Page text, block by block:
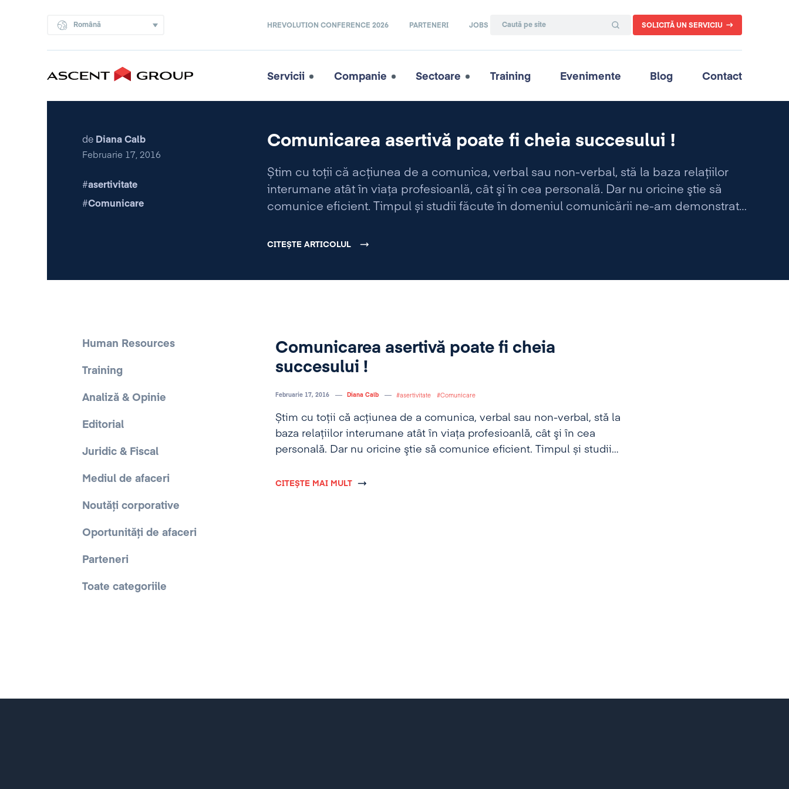
Română HREVOLUTION CONFERENCE 2026 PARTENERI JOBS SOLICITĂ UN SERVICIU
Servicii Companie Sectoare Training Evenimente Blog Contact
de Diana Calb
Februarie 17, 2016
asertivitate
Comunicare
Comunicarea asertivă poate fi cheia succesului !
Știm cu toții că acţiunea de a comunica, verbal sau non-verbal, stă la baza relaţiilor
interumane atât în viaţa profesioanlă, cât şi în cea personală. Dar nu oricine ştie să
comunice eficient. Timpul și studii făcute în domeniul comunicării ne-am demonstrat
poate facilita, iar uneori asigura atingerea succesului în plan profesional.
CITEȘTE ARTICOLUL
Human Resources
Training
Analiză & Opinie
Editorial
Juridic & Fiscal
Mediul de afaceri
Noutăți corporative
Oportunități de afaceri
Parteneri
Toate categoriile
Comunicarea asertivă poate fi cheia
succesului !
Februarie 17, 2016 Diana Calb asertivitate Comunicare
Știm cu toții că acţiunea de a comunica, verbal sau non-verbal, stă la
baza relaţiilor interumane atât în viaţa profesioanlă, cât şi în cea
personală. Dar nu oricine ştie să comunice eficient. Timpul și studii
dusă la rang de „artă”, iar dacă este caracterizată de eficienţă, ne
CITEȘTE MAI MULT